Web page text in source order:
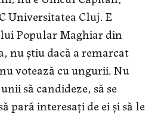
Universitatea Cluj. E
Popular Maghiar din
nu știu dacă a remarcat
votează cu ungurii. Nu
să candideze, să se
pară interesați de ei și să le